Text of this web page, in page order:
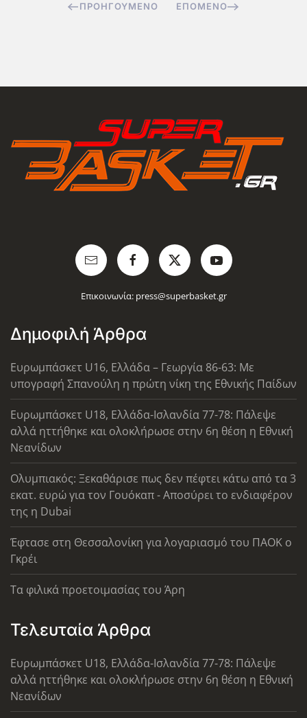
ΠΡΟΗΓΟΎΜΕΝΟ ΕΠΌΜΕΝΟ
Επικοινωνία: press@superbasket.gr
Δημοφιλή Άρθρα
Ευρωμπάσκετ U16, Ελλάδα – Γεωργία 86-63: Με
υπογραφή Σπανούλη η πρώτη νίκη της Εθνικής Παίδων
Ευρωμπάσκετ U18, Ελλάδα-Ισλανδία 77-78: Πάλεψε
αλλά ηττήθηκε και ολοκλήρωσε στην 6η θέση η Εθνική
Νεανίδων
Ολυμπιακός: Ξεκαθάρισε πως δεν πέφτει κάτω από τα 3
εκατ. ευρώ για τον Γουόκαπ - Αποσύρει το ενδιαφέρον
της η Dubai
Έφτασε στη Θεσσαλονίκη για λογαριασμό του ΠΑΟΚ ο
Γκρέι
Τα φιλικά προετοιμασίας του Άρη
Τελευταία Άρθρα
Ευρωμπάσκετ U18, Ελλάδα-Ισλανδία 77-78: Πάλεψε
αλλά ηττήθηκε και ολοκλήρωσε στην 6η θέση η Εθνική
Νεανίδων